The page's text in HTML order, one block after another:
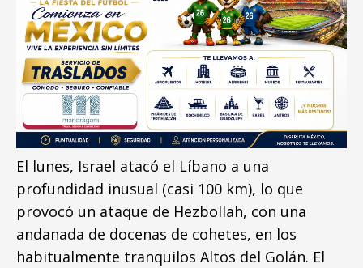
El lunes, Israel atacó el Líbano a una
profundidad inusual (casi 100 km), lo que
provocó un ataque de Hezbollah, con una
andanada de docenas de cohetes, en los
habitualmente tranquilos Altos del Golán. El